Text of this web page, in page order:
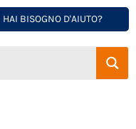
HAI BISOGNO D'AIUTO?